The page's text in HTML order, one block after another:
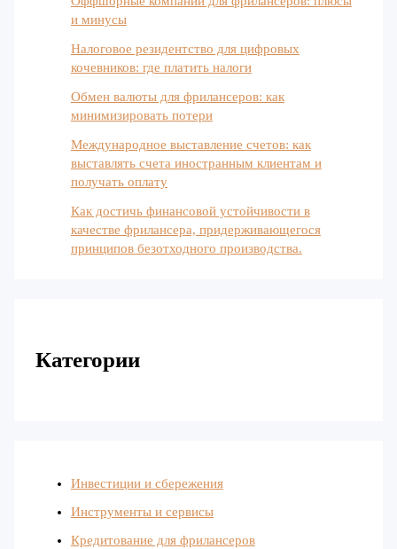
и минусы
Налоговое резидентство для цифровых
кочевников: где платить налоги
Обмен валюты для фрилансеров: как
минимизировать потери
Международное выставление счетов: как
выставлять счета иностранным клиентам и
получать оплату
Как достичь финансовой устойчивости в
качестве фрилансера, придерживающегося
принципов безотходного производства.
Категории
Инвестиции и сбережения
Инструменты и сервисы
Кредитование для фрилансеров